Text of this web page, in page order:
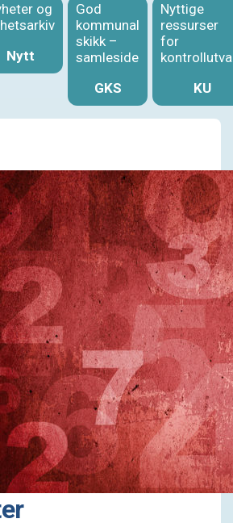
og
Nytt
God
kommunal
skikk –
samleside
GKS
Nyttige
ressurser
for
KU